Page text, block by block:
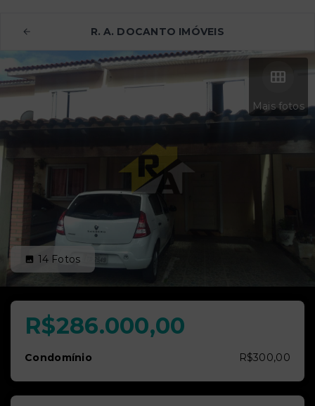
R. A. DOCANTO IMÓVEIS
Mais fotos
14 Fotos
R$286.000,00
Condomínio R$300,00